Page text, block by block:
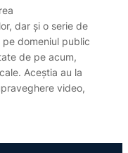
dar și o serie de
domeniul public
de pe acum,
Aceștia au la
video,